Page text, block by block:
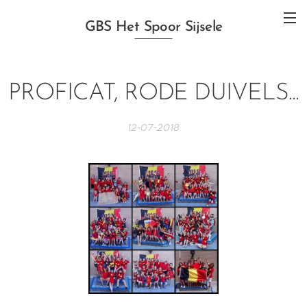
GBS Het Spoor Sijsele
PROFICAT, RODE DUIVELS...
12-07-2018